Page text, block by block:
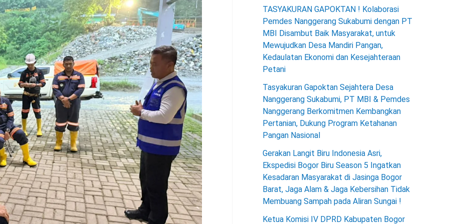
TASYAKURAN GAPOKTAN ! Kolaborasi
Pemdes Nanggerang Sukabumi dengan PT
MBI Disambut Baik Masyarakat, untuk
Mewujudkan Desa Mandiri Pangan,
Kedaulatan Ekonomi dan Kesejahteraan
Petani
Tasyakuran Gapoktan Sejahtera Desa
Nanggerang Sukabumi, PT MBI & Pemdes
Nanggerang Berkomitmen Kembangkan
Pertanian, Dukung Program Ketahanan
Pangan Nasional
Gerakan Langit Biru Indonesia Asri,
Ekspedisi Bogor Biru Season 5 Ingatkan
Kesadaran Masyarakat di Jasinga Bogor
Barat, Jaga Alam & Jaga Kebersihan Tidak
Membuang Sampah pada Aliran Sungai !
Ketua Komisi IV DPRD Kabupaten Bogor